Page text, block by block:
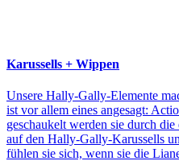
Karussells + Wippen
Unsere Hally-Gally-Elemente
ist vor allem eines angesagt:
geschaukelt werden sie durch
auf den Hally-Gally-Karussells
fühlen sie sich, wenn sie die